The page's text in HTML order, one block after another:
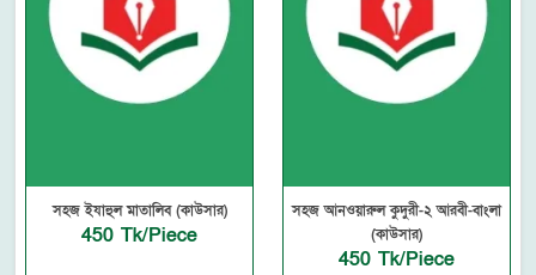
সহজ ইযাহুল মাতালিব (কাউসার)
450 Tk/Piece
সহজ আনওয়ারুল কুদুরী-২ আরবী-বাংলা
(কাউসার)
450 Tk/Piece